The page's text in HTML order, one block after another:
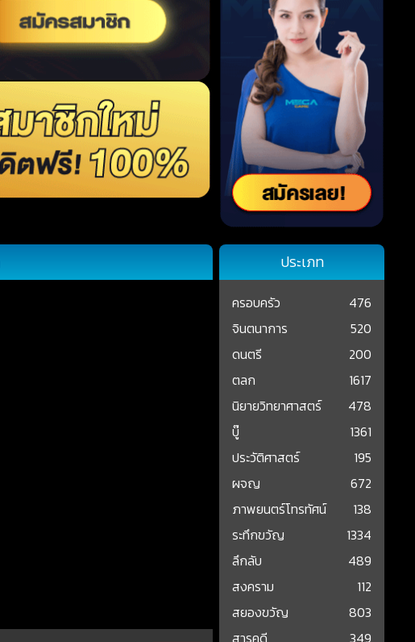
ประเภท
ครอบครัว
476
จินตนาการ
520
ดนตรี
200
ตลก
1617
นิยายวิทยาศาสตร์
478
บู๊
1361
ประวัติศาสตร์
195
ผจญ
672
ภาพยนตร์โทรทัศน์
138
ระทึกขวัญ
1334
ลึกลับ
489
สงคราม
112
สยองขวัญ
803
สารคดี
349